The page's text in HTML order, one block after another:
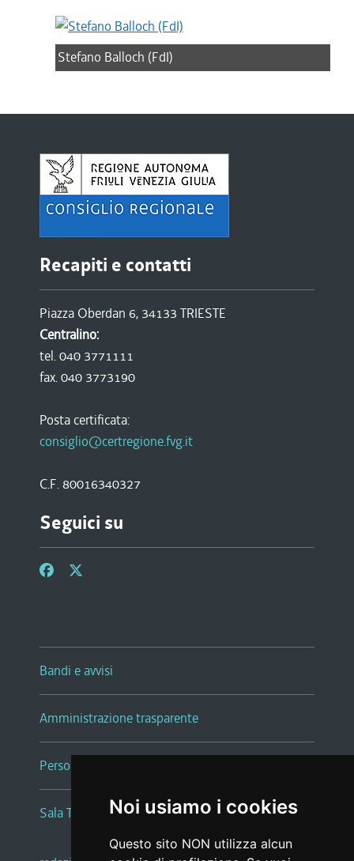
Noi usiamo i cookies
Questo sito NON utilizza alcun
Stefano Balloch (FdI)
Recapiti e contatti
Piazza Oberdan 6, 34133 TRIESTE
Centralino:
tel. 040 3771111
fax. 040 3773190
Posta certificata:
consiglio@certregione.fvg.it
C.F. 80016340327
Seguici su
Bandi e avvisi
Amministrazione trasparente
Persone e Uffici
Sala Tiziano Tessitori